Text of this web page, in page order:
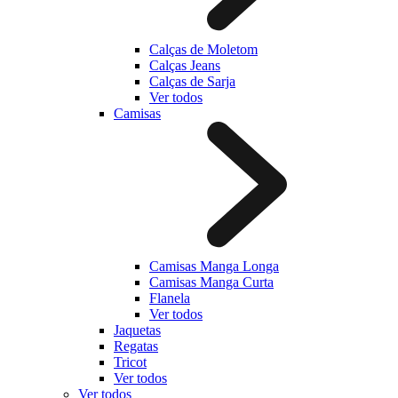
Calças de Moletom
Calças Jeans
Calças de Sarja
Ver todos
Camisas
Camisas Manga Longa
Camisas Manga Curta
Flanela
Ver todos
Jaquetas
Regatas
Tricot
Ver todos
Ver todos